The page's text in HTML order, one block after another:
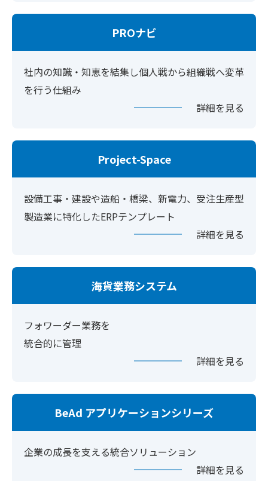
PROナビ
社内の知識・知恵を結集し個人戦から組織戦へ変革
を行う仕組み
詳細を見る
Project-Space
設備工事・建設や造船・橋梁、新電力、受注生産型
製造業に特化したERPテンプレート
詳細を見る
海貨業務システム
フォワーダー業務を
統合的に管理
詳細を見る
BeAd アプリケーションシリーズ
企業の成長を支える統合ソリューション
詳細を見る